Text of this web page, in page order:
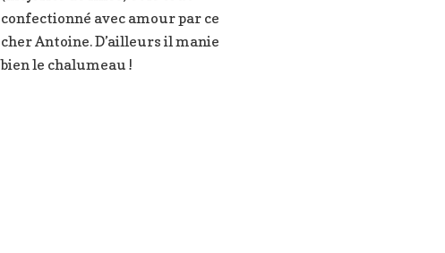
confectionné avec amour par ce
cher Antoine. D’ailleurs il manie
bien le chalumeau !